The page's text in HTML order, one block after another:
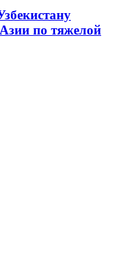
по тяжелой